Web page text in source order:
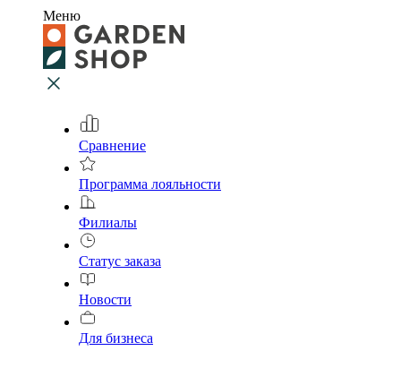
Меню
Сравнение
Программа лояльности
Филиалы
Статус заказа
Новости
Для бизнеса